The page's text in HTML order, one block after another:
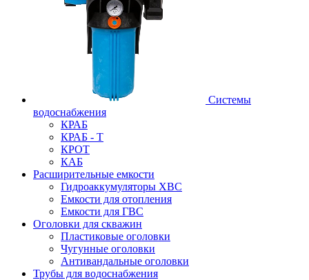
Системы
водоснабжения
КРАБ
КРАБ - Т
КРОТ
КАБ
Расширительные емкости
Гидроаккумуляторы ХВС
Емкости для отопления
Емкости для ГВС
Оголовки для скважин
Пластиковые оголовки
Чугунные оголовки
Антивандальные оголовки
Трубы для водоснабжения